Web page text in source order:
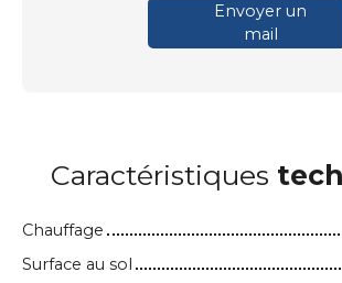
Envoyer un
mail
Caractéristiques
Chauffage
Surface au sol